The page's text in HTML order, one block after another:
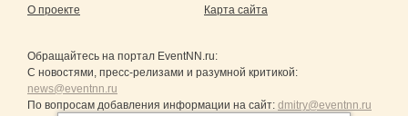
О проекте Карта сайта
Обращайтесь на портал EventNN.ru:
С новостями, пресс-релизами и разумной критикой:
news@eventnn.ru
По вопросам добавления информации на сайт: dmitry@eventnn.ru